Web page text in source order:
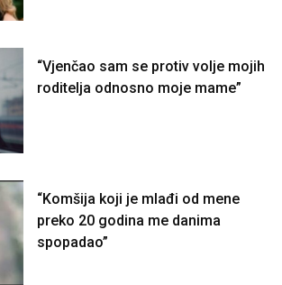
“Vjenčao sam se protiv volje mojih
roditelja odnosno moje mame”
“Komšija koji je mlađi od mene
preko 20 godina me danima
spopadao”